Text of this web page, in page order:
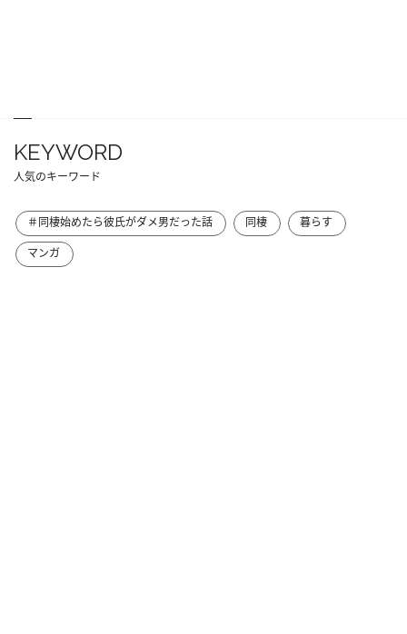
KEYWORD
人気のキーワード
＃同棲始めたら彼氏がダメ男だった話 同棲
暮らす
マンガ